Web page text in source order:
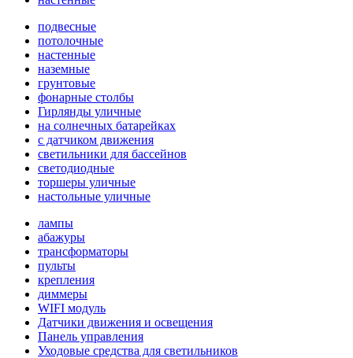
подвесные
потолочные
настенные
наземные
грунтовые
фонарные столбы
Гирлянды уличные
на солнечных батарейках
с датчиком движения
светильники для бассейнов
светодиодные
торшеры уличные
настольные уличные
лампы
абажуры
трансформаторы
пульты
крепления
диммеры
WIFI модуль
Датчики движения и освещения
Панель управления
Уходовые средства для светильников